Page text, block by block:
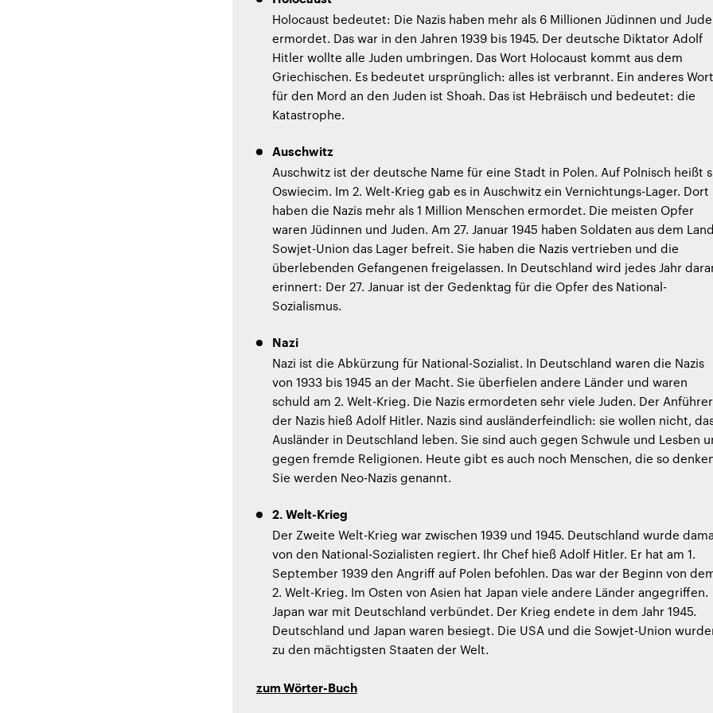
Holocaust bedeutet: Die Nazis haben mehr als 6 Millionen Jüdinnen und
ermordet. Das war in den Jahren 1939 bis 1945. Der deutsche Diktator Adolf
Hitler wollte alle Juden umbringen. Das Wort Holocaust kommt aus dem
Griechischen. Es bedeutet ursprünglich: alles ist verbrannt. Ein anderes Wort
für den Mord an den Juden ist Shoah. Das ist Hebräisch und bedeutet: die
Katastrophe.
Auschwitz
Auschwitz ist der deutsche Name für eine Stadt in Polen. Auf Polnisch heißt
Oswiecim. Im 2. Welt-Krieg gab es in Auschwitz ein Vernichtungs-Lager. Dort
haben die Nazis mehr als 1 Million Menschen ermordet. Die meisten Opfer
waren Jüdinnen und Juden. Am 27. Januar 1945 haben Soldaten aus dem Land
Sowjet-Union das Lager befreit. Sie haben die Nazis vertrieben und die
überlebenden Gefangenen freigelassen. In Deutschland wird jedes Jahr
erinnert: Der 27. Januar ist der Gedenktag für die Opfer des National-
Sozialismus.
Nazi
Nazi ist die Abkürzung für National-Sozialist. In Deutschland waren die Nazis
von 1933 bis 1945 an der Macht. Sie überfielen andere Länder und waren
schuld am 2. Welt-Krieg. Die Nazis ermordeten sehr viele Juden. Der Anführer
der Nazis hieß Adolf Hitler. Nazis sind ausländerfeindlich: sie wollen nicht,
Ausländer in Deutschland leben. Sie sind auch gegen Schwule und Lesben
gegen fremde Religionen. Heute gibt es auch noch Menschen, die so
Sie werden Neo-Nazis genannt.
2. Welt-Krieg
Der Zweite Welt-Krieg war zwischen 1939 und 1945. Deutschland wurde
von den National-Sozialisten regiert. Ihr Chef hieß Adolf Hitler. Er hat am 1.
September 1939 den Angriff auf Polen befohlen. Das war der Beginn von
2. Welt-Krieg. Im Osten von Asien hat Japan viele andere Länder angegriffen.
Japan war mit Deutschland verbündet. Der Krieg endete in dem Jahr 1945.
Deutschland und Japan waren besiegt. Die USA und die Sowjet-Union
zu den mächtigsten Staaten der Welt.
zum Wörter-Buch